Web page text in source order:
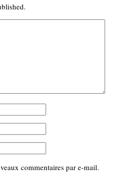
commentaires par e-mail.